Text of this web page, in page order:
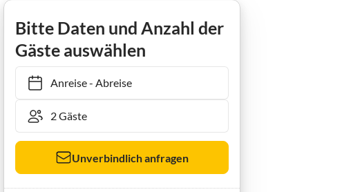
Bitte Daten und Anzahl der
Gäste auswählen
Anreise- Abreise
Unverbindlich anfragen